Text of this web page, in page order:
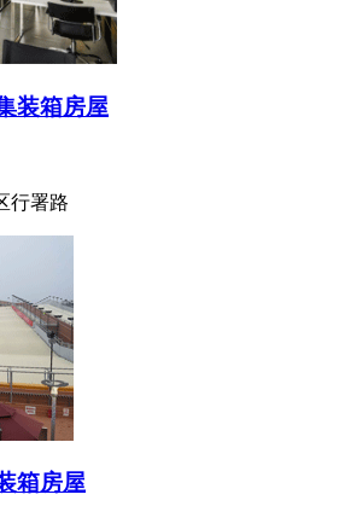
装箱房屋
行署路
箱房屋